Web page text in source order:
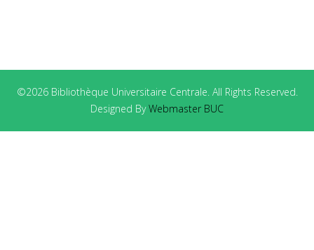
©2026 Bibliothèque Universitaire Centrale. All Rights Reserved.
Designed ByWebmaster BUC